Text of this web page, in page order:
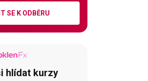
SE K ODBĚRU
hlídat kurzy